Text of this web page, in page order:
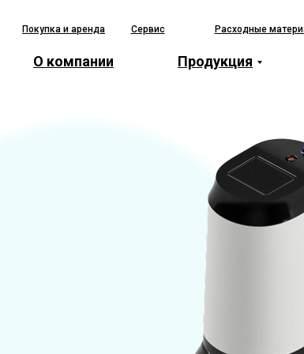
Сервис Расходные
Продукция
О компании
Покупка и аренда